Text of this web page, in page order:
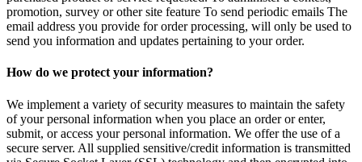
promotion, survey or other site feature To send periodic emails The
email address you provide for order processing, will only be used to
send you information and updates pertaining to your order.
How do we protect your information?
We implement a variety of security measures to maintain the safety
of your personal information when you place an order or enter,
submit, or access your personal information. We offer the use of a
secure server. All supplied sensitive/credit information is transmitted